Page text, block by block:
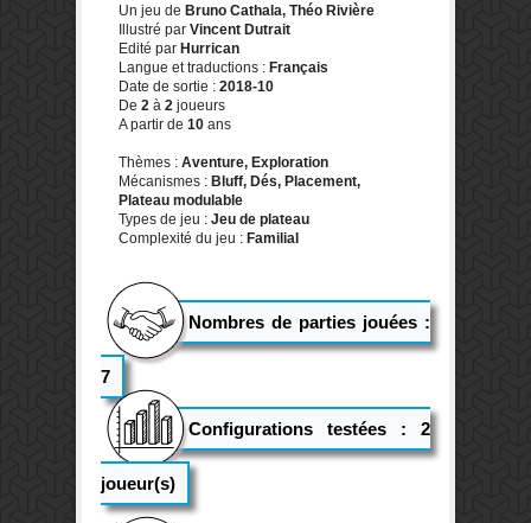
Un jeu de Bruno Cathala, Théo Rivière
Illustré par Vincent Dutrait
Edité par Hurrican
Langue et traductions : Français
Date de sortie : 2018-10
De 2 à 2 joueurs
A partir de 10 ans
Thèmes : Aventure, Exploration
Mécanismes : Bluff, Dés, Placement,
Plateau modulable
Types de jeu : Jeu de plateau
Complexité du jeu : Familial
Nombres de parties jouées :
7
Configurations testées : 2
joueur(s)